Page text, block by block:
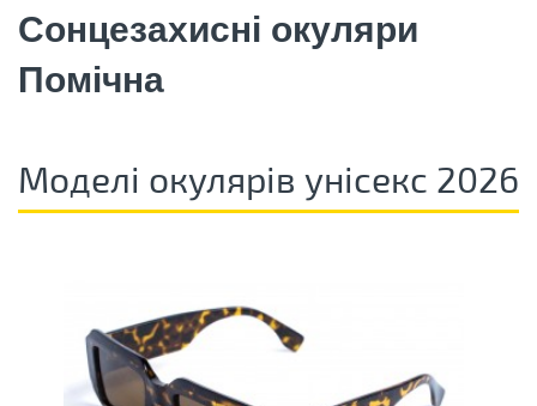
Сонцезахисні окуляри
Помічна
Моделі окулярів унісекс 2026